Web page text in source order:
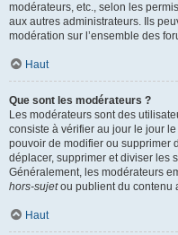
modérateurs, etc., selon les
aux autres administrateurs. Ils
modération sur l’ensemble des
Haut
Que sont les modérateurs ?
Les modérateurs sont des
consiste à vérifier au jour le jour
pouvoir de modifier ou supprimer
déplacer, supprimer et diviser les
Généralement, les modérateurs
hors-sujetou publient du contenu
Haut